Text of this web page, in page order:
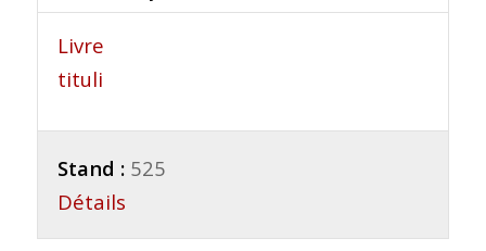
Livre
tituli
Stand : 525
Détails